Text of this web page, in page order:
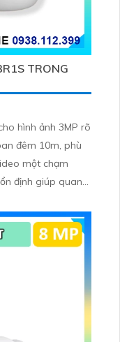
TRONG
hình ảnh 3MP rõ
đêm 10m, phù
định giúp quan
gia đình và văn